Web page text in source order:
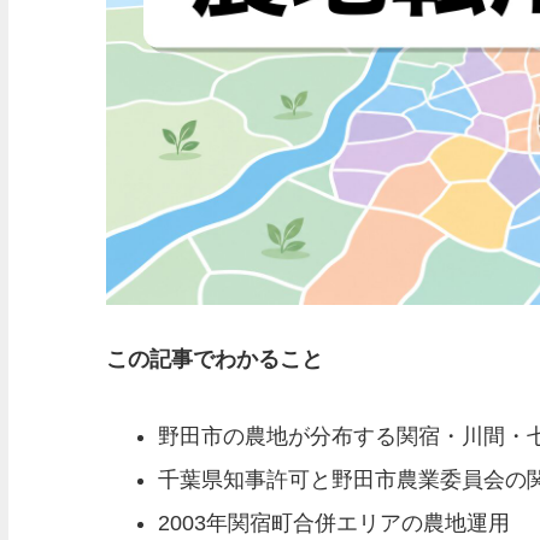
この記事でわかること
野田市の農地が分布する関宿・川間
千葉県知事許可と野田市農業委員会の
2003年関宿町合併エリアの農地運用